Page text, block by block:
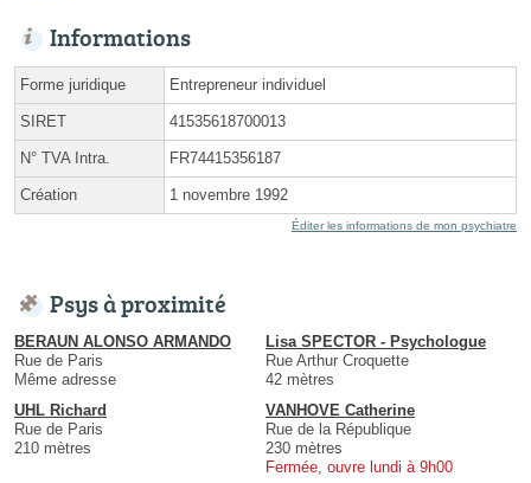
Informations
Forme juridique Entrepreneur individuel
SIRET 41535618700013
N° TVA Intra. FR74415356187
Création 1 novembre 1992
Éditer les informations de mon psychiatre
Psys à proximité
BERAUN ALONSO ARMANDO
Rue de Paris
Même adresse
Lisa SPECTOR - Psychologue
Rue Arthur Croquette
42 mètres
UHL Richard
Rue de Paris
210 mètres
VANHOVE Catherine
Rue de la République
230 mètres
Fermée, ouvre lundi à 9h00